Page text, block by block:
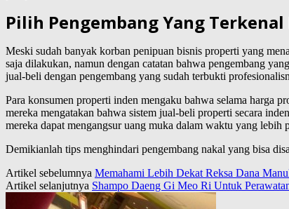
Pilih Pengembang Yang Terkenal
Meski sudah banyak korban penipuan bisnis properti yang
saja dilakukan, namun dengan catatan bahwa pengembang
jual-beli dengan pengembang yang sudah terbukti
Para konsumen properti inden mengaku bahwa selama harga
mereka mengatakan bahwa sistem jual-beli properti secara
mereka dapat mengangsur uang muka dalam waktu yang lebih
Demikianlah tips menghindari pengembang nakal yang bisa
Artikel sebelumnya Memahami Lebih Dekat Reksa Dana
Artikel selanjutnya Shampo Daeng Gi Meo Ri Untuk